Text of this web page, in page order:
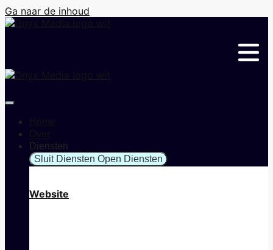
Ga naar de inhoud
Diensten
Sluit Diensten Open Diensten
Website